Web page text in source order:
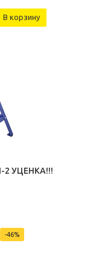
В корзину
Подставка к станку Белмаш П-2 УЦЕНКА!!!
-46%